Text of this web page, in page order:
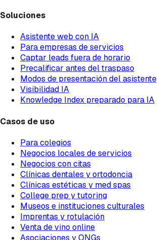
Soluciones
Asistente web con IA
Para empresas de servicios
Captar leads fuera de horario
Precalificar antes del traspaso
Modos de presentación del asistente
Visibilidad IA
Knowledge Index preparado para IA
Casos de uso
Para colegios
Negocios locales de servicios
Negocios con citas
Clínicas dentales y ortodoncia
Clínicas estéticas y med spas
College prep y tutoring
Museos e instituciones culturales
Imprentas y rotulación
Venta de vino online
Asociaciones y ONGs